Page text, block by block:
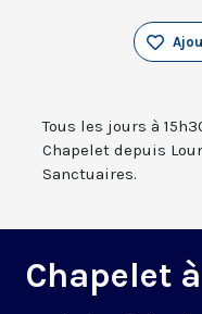
Tous les jours à
Chapelet depuis
Sanctuaires.
Chapelet